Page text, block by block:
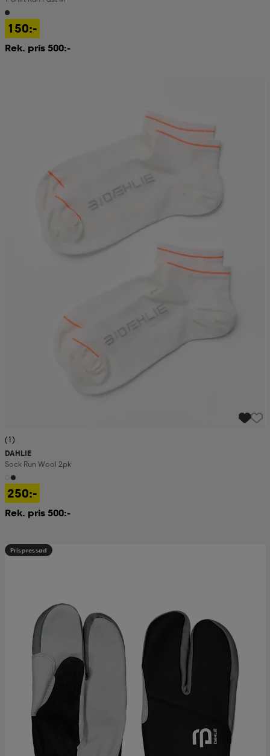
150:-
Rek. pris 500:-
(1)
DAHLIE
Sock Run Wool 2pk
250:-
Rek. pris 500:-
Prispressad